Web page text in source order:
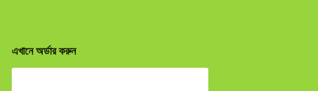
এখানে অর্ডার করুন